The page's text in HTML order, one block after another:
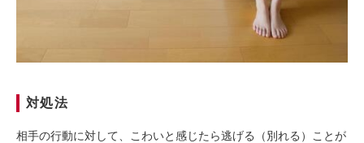
対処法
相手の行動に対して、こわいと感じたら逃げる（別れる）ことが